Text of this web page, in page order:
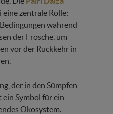
eine zentrale Rolle:
während
der Frösche, um
vor der Rückkehr in
der in den Sümpfen
ein Symbol für ein
Ökosystem.